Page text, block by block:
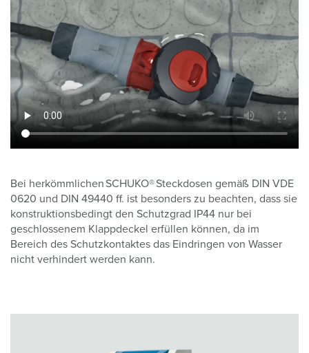
Bei herkömmlichen SCHUKO® Steckdosen gemäß DIN VDE
0620 und DIN 49440 ff. ist besonders zu beachten, dass sie
konstruktionsbedingt den Schutzgrad IP44 nur bei
geschlossenem Klappdeckel erfüllen können, da im
Bereich des Schutzkontaktes das Eindringen von Wasser
nicht verhindert werden kann.